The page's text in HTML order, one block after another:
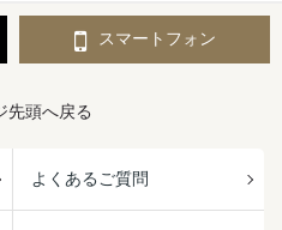
スマートフォン
先頭へ戻る
よくあるご質問